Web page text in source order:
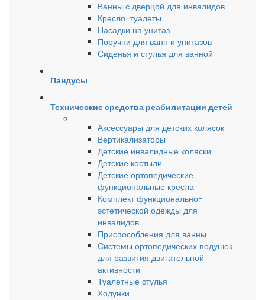
Ванны с дверцой для инвалидов
Кресло-туалеты
Насадки на унитаз
Поручни для ванн и унитазов
Сиденья и стулья для ванной
Пандусы
Технические средства реабилитации детей
Аксессуары для детских колясок
Вертикализаторы
Детские инвалидные коляски
Детские костыли
Детские ортопедические
функциональные кресла
Комплект функционально-
эстетической одежды для
инвалидов
Приспособления для ванны
Системы ортопедических подушек
для развития двигательной
активности
Туалетные стулья
Ходунки